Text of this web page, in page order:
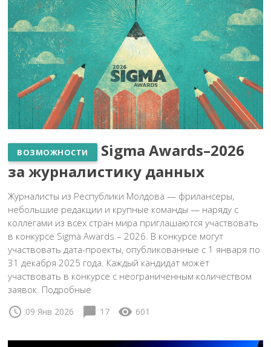
ВОЗМОЖНОСТИ
Sigma Awards–2026
за журналистику данных
Журналисты из Республики Молдова — фрилансеры,
небольшие редакции и крупные команды — наряду с
коллегами из всех стран мира приглашаются участвовать
в конкурсе Sigma Awards – 2026. В конкурсе могут
участвовать дата-проекты, опубликованные с 1 января по
31 декабря 2025 года. Каждый кандидат может
участвовать в конкурсе с неограниченным количеством
заявок. Подробные
schedule 09 Янв 2026 chat_bubble 17 visibility 601